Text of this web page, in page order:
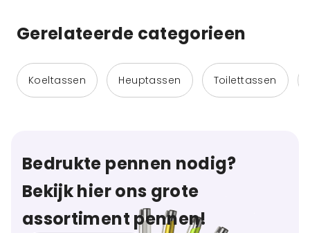
Gerelateerde categorieen
Koeltassen Heuptassen Toilettassen
Bedrukte pennen nodig?
Bekijk hier ons grote
assortiment pennen!